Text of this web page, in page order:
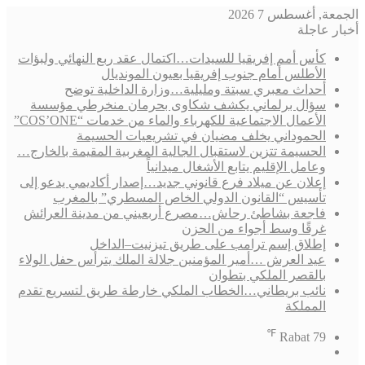
الجمعة, أغسطس 7 2026
أخبار عاجلة
كأس أمم إفريقيا للسيدات…اكتمال عقد ربع النهائي ولبؤات
الأطلس أمام جنوب إفريقيا بعيون المونديال
أحداث معبري سبتة ومليلية…وزارة الداخلية توضح
سؤال برلماني يكشف شكاوى بحرمان منخرطي مؤسسة
الأعمال الاجتماعية للكهرباء والماء من خدمات “COS’ONE”
الحموداني يخلف مضيان في تشريعيات الحسيمة
الحسيمة تتزين لاستقبال الجالية المغربية المقيمة بالخارج…
وعامل الإقليم يتابع الأشغال ميدانياً
إعلان عن ميلاد فرع قانوني جديد…إصدار أكاديمي يدعو إلى
تأسيس “القانون الدولي الخاص المسطري” بالمغرب
فاجعة بشاطئ رحاش…مصرع أربعيني من مدينة العرائش
غرقًا وسط أجواء من الحزن
إطلاق إسم ترامب على طريق تيزنيت–الداخل
عيد العرش …أمير المؤمنين جلالة الملك يترأس حفل الولاء
بالقصر الملكي بتطوان
نائب بريطاني…الخطاب الملكي خارطة طريق لتسريع تقدم
المملكة
Rabat 79
℉